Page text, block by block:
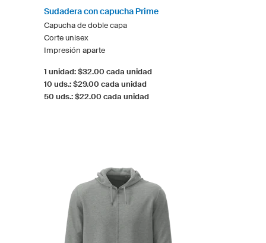
Sudadera con capucha Prime
Capucha de doble capa
Corte unisex
Impresión aparte
1 unidad: $32.00 cada unidad
10 uds.: $29.00 cada unidad
50 uds.: $22.00 cada unidad